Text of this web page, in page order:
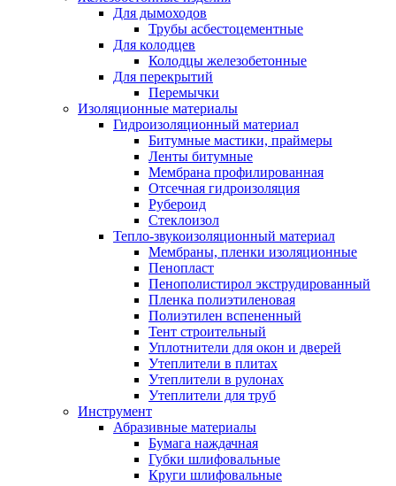
Для дымоходов
Трубы асбестоцементные
Для колодцев
Колодцы железобетонные
Для перекрытий
Перемычки
Изоляционные материалы
Гидроизоляционный материал
Битумные мастики, праймеры
Ленты битумные
Мембрана профилированная
Отсечная гидроизоляция
Рубероид
Стеклоизол
Тепло-звукоизоляционный материал
Мембраны, пленки изоляционные
Пенопласт
Пенополистирол экструдированный
Пленка полиэтиленовая
Полиэтилен вспененный
Тент строительный
Уплотнители для окон и дверей
Утеплители в плитах
Утеплители в рулонах
Утеплители для труб
Инструмент
Абразивные материалы
Бумага наждачная
Губки шлифовальные
Круги шлифовальные